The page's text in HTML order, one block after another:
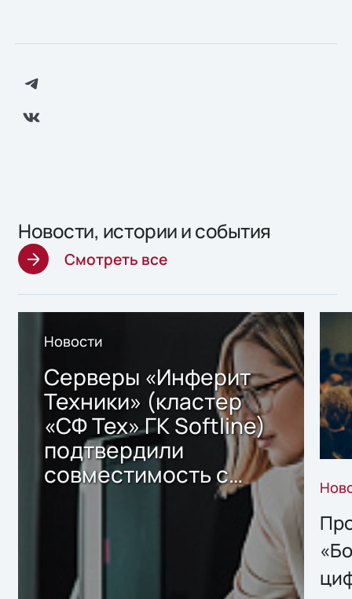
Новости, истории и события
Смотреть все
Новости
Серверы «Инферит
Техники» (кластер
«СФ Тех» ГК Softline)
подтвердили
совместимость с
решением Sharx
хранения данных